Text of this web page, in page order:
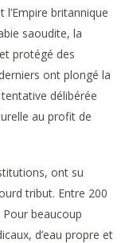
britannique
saoudite, la
protégé des
ont plongé la
délibérée
au profit de
ont su
tribut. Entre 200
beaucoup
d’eau propre et